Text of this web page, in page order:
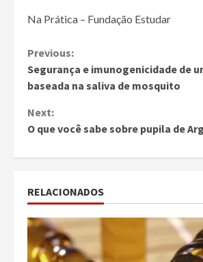
Na Prática – Fundação Estudar
Continue
Reading
Previous:
Segurança e imunogenicidade de
baseada na saliva de mosquito
Next:
O que você sabe sobre pupila de
RELACIONADOS